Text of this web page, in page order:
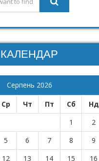
КАЛЕНДАР
Серпень 2026
Ср Чт Пт Сб
Нд
1
2
5 6 7 8
9
12 13 14 15
16